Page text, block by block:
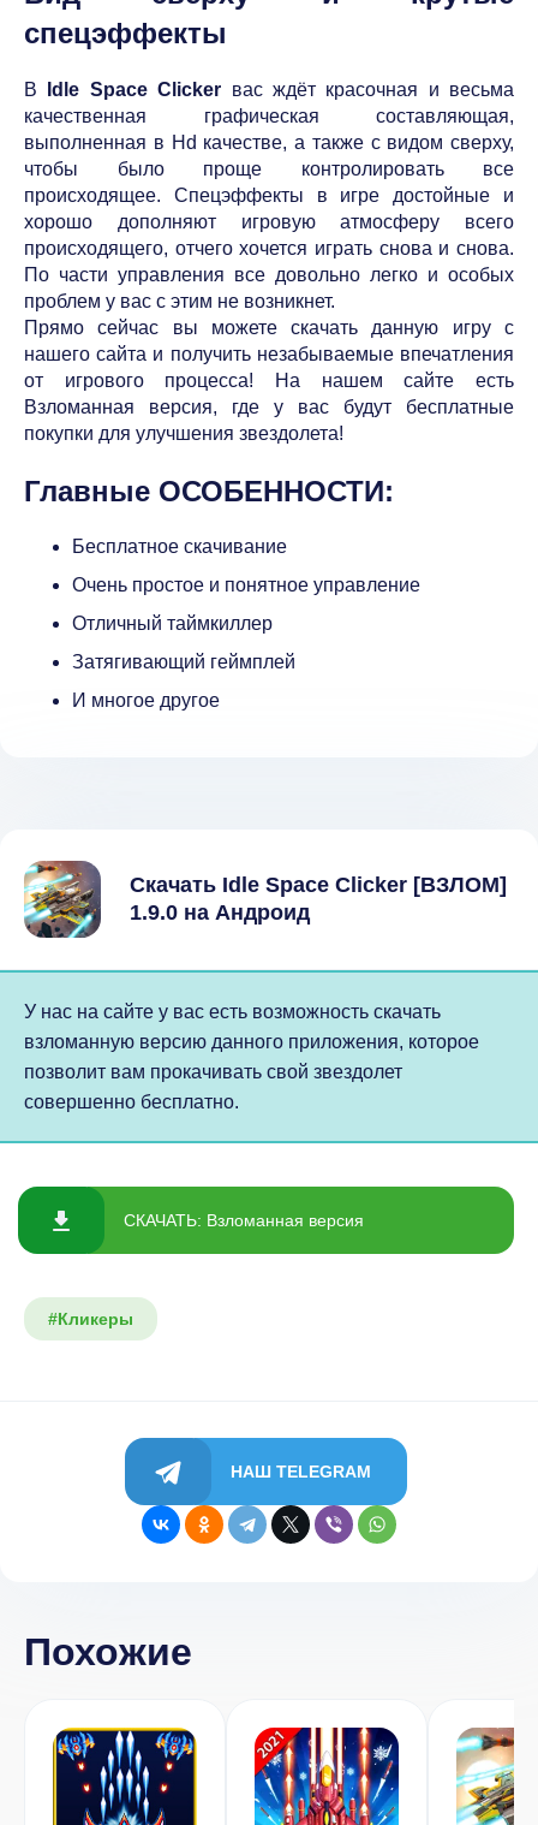
спецэффекты
В Idle Space Clicker вас ждёт красочная и весьма
качественная графическая составляющая,
выполненная в Hd качестве, а также с видом сверху,
чтобы было проще контролировать все
происходящее. Спецэффекты в игре достойные и
хорошо дополняют игровую атмосферу всего
происходящего, отчего хочется играть снова и снова.
По части управления все довольно легко и особых
проблем у вас с этим не возникнет.
Прямо сейчас вы можете скачать данную игру с
нашего сайта и получить незабываемые впечатления
от игрового процесса! На нашем сайте есть
Взломанная версия, где у вас будут бесплатные
покупки для улучшения звездолета!
Главные ОСОБЕННОСТИ:
Бесплатное скачивание
Очень простое и понятное управление
Отличный таймкиллер
Затягивающий геймплей
И многое другое
Скачать Idle Space Clicker [ВЗЛОМ]
1.9.0 на Андроид
У нас на сайте у вас есть возможность скачать
взломанную версию данного приложения, которое
позволит вам прокачивать свой звездолет
совершенно бесплатно.
СКАЧАТЬ: Взломанная версия
#Кликеры
НАШ TELEGRAM
Похожие